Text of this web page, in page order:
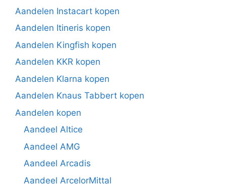
Aandelen Instacart kopen
Aandelen Itineris kopen
Aandelen Kingfish kopen
Aandelen KKR kopen
Aandelen Klarna kopen
Aandelen Knaus Tabbert kopen
Aandelen kopen
Aandeel Altice
Aandeel AMG
Aandeel Arcadis
Aandeel ArcelorMittal